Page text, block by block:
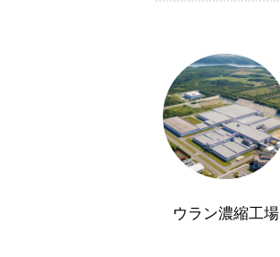
ウラン濃縮工場